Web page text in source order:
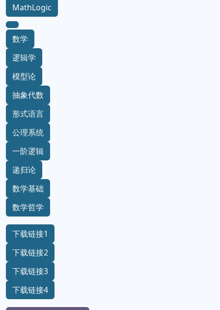
MathLogic
数学
逻辑学
模型论
抽象代数
形式语言
公理系统
一阶逻辑
递归论
数学基础
数学哲学
下载链接1
下载链接2
下载链接3
下载链接4